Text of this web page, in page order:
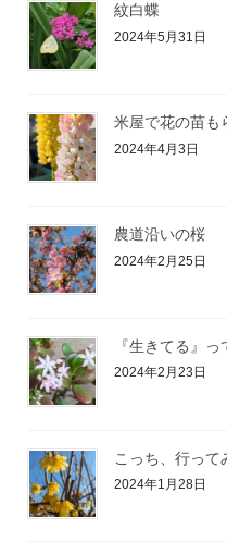
紋白蝶
2024年5月31日
米屋で花の苗も
2024年4月3日
農道沿いの桜
2024年2月25日
『生きてる』っ
2024年2月23日
こっち、行って
2024年1月28日